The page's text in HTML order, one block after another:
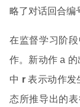
略了对话回合编
在监督学习阶
作。新动作 a
中 r表示动作发
态所推导出的